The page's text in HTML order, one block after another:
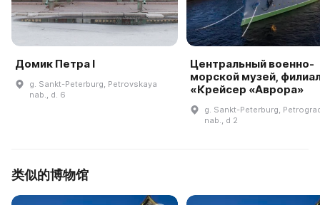
Домик Петра I
g. Sankt-Peterburg, Petrovskaya
nab., d. 6
Центральный военно-
морской музей,
«Крейсер «Аврора»
g. Sankt-Peterburg,
nab., d 2
类似的博物馆